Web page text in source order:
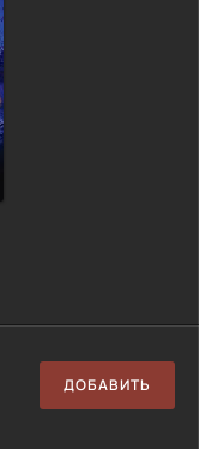
ДОБАВИТЬ